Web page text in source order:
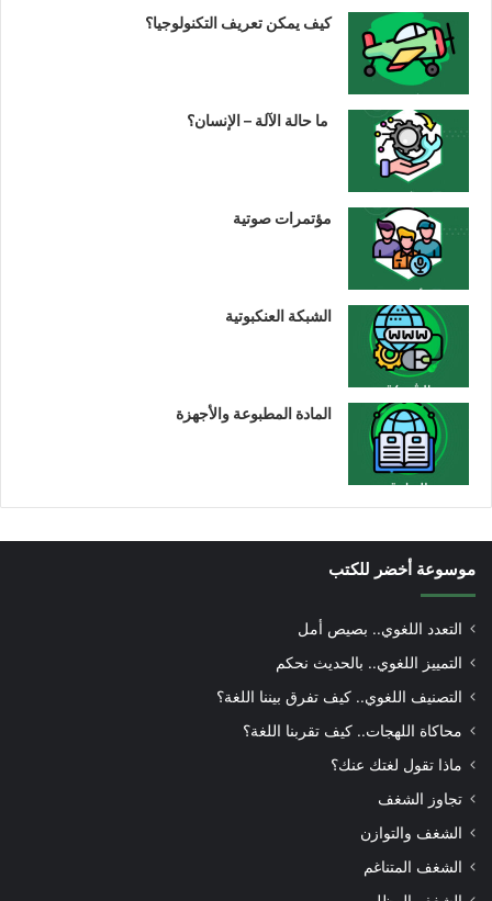
كيف يمكن تعريف التكنولوجيا؟
ما حالة الآلة – الإنسان؟
مؤتمرات صوتية
الشبكة العنكبوتية
المادة المطبوعة والأجهزة
موسوعة أخضر للكتب
التعدد اللغوي.. بصيص أمل
التمييز اللغوي.. بالحديث نحكم
التصنيف اللغوي.. كيف تفرق بيننا اللغة؟
محاكاة اللهجات.. كيف تقربنا اللغة؟
ماذا تقول لغتك عنك؟
تجاوز الشغف
الشغف والتوازن
الشغف المتناغم